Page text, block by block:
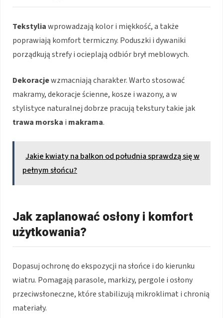
Tekstyliawprowadzają kolor i miękkość, a także
poprawiają komfort termiczny. Poduszki i dywaniki
porządkują strefy i ocieplają odbiór brył meblowych.
Dekoracjewzmacniają charakter. Warto stosować
makramy, dekoracje ścienne, kosze i wazony, a w
stylistyce naturalnej dobrze pracują tekstury takie jak
trawa morska i makrama.
Jakie kwiaty na balkon od południa sprawdzą się w
pełnym słońcu?
Jak zaplanować osłony i komfort
użytkowania?
Dopasuj ochronę do ekspozycji na słońce i do kierunku
wiatru. Pomagają parasole, markizy, pergole i osłony
przeciwsłoneczne, które stabilizują mikroklimat i chronią
materiały.